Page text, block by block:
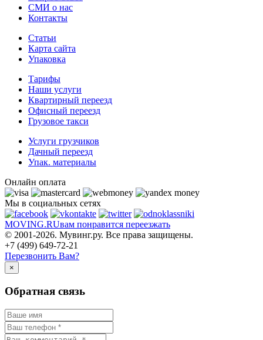
СМИ о нас
Контакты
Статьи
Карта сайта
Упаковка
Тарифы
Наши услуги
Квартирный переезд
Офисный переезд
Грузовое такси
Услуги грузчиков
Дачный переезд
Упак. материалы
Онлайн оплата
Мы в социальных сетях
MOVING.RUвам понравится переезжать
© 2001-2026. Мувинг.ру. Все права защищены.
+7 (499) 649-72-21
Перезвонить Вам?
×
Обратная связь